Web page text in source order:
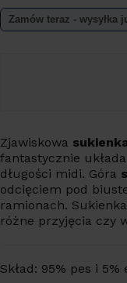
Zamów teraz - wysyłka
Zjawiskowa
fantastycznie
długości midi. Góra
odcięciem pod
ramionach.
różne przyjęcia czy
Skład: 95% pes i 5%